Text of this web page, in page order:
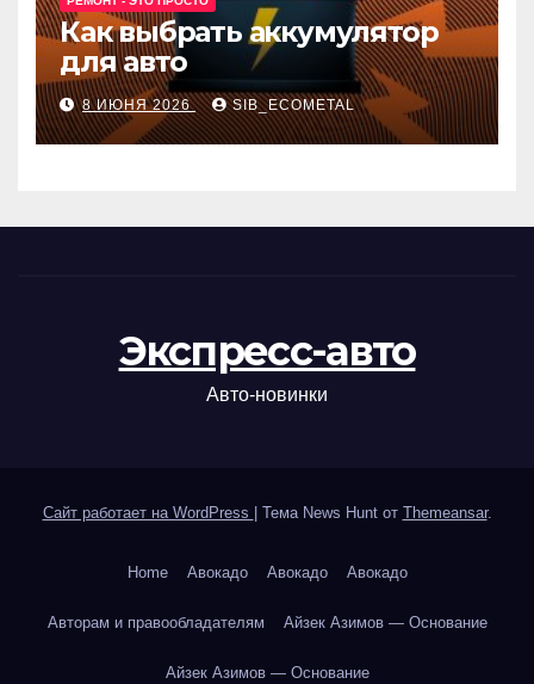
Как выбрать аккумулятор
для авто
8 ИЮНЯ 2026 SIB_ECOMETAL
Экспресс-авто
Авто-новинки
Сайт работает на WordPress Тема News Hunt от Themeansar.
Home Авокадо Авокадо Авокадо
Авторам и правообладателям Айзек Азимов — Основание
Айзек Азимов — Основание